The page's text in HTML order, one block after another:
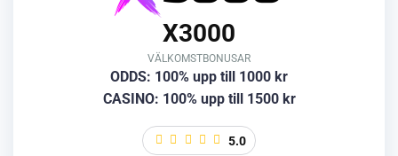
X3000
VÄLKOMSTBONUSAR
ODDS: 100% upp till 1000 kr
CASINO: 100% upp till 1500 kr
5.0